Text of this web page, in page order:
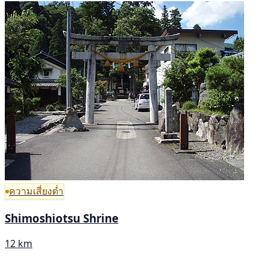
ความเสี่ยงต่ำ
Shimoshiotsu Shrine
12 km